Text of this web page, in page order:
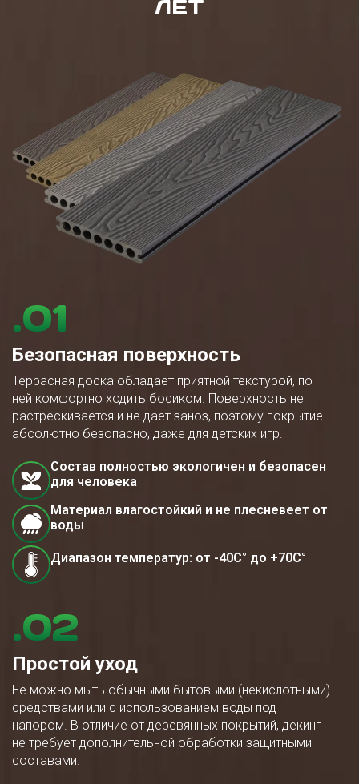
ЛЕТ
.01
Безопасная поверхность
Террасная доска обладает приятной текстурой, по
ней комфортно ходить босиком. Поверхность не
растрескивается и не дает заноз, поэтому покрытие
абсолютно безопасно, даже для детских игр.
Состав полностью экологичен и безопасен
для человека
Материал влагостойкий и не плесневеет от
воды
Диапазон температур: от -40С° до +70С°
.02
Простой уход
Её можно мыть обычными бытовыми (некислотными)
средствами или с использованием воды под
напором. В отличие от деревянных покрытий, декинг
не требует дополнительной обработки защитными
составами.